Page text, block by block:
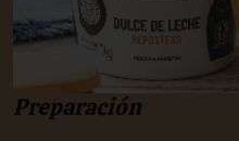
Preparación